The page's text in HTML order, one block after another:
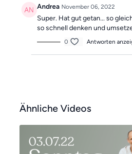
Andrea November 06, 2022
Super. Hat gut getan... so
so schnell denken und
0 Antworten
Ähnliche Videos